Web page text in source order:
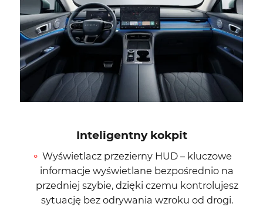
Inteligentny kokpit
Wyświetlacz przezierny HUD – kluczowe
informacje wyświetlane bezpośrednio na
przedniej szybie, dzięki czemu kontrolujesz
sytuację bez odrywania wzroku od drogi.